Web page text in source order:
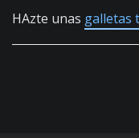
HAzte unas galletas